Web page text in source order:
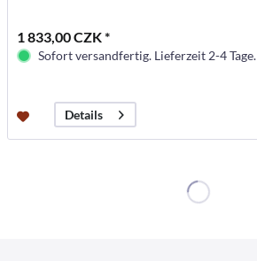
1 833,00 CZK *
Sofort versandfertig. Lieferzeit 2-4 Tage.
Details